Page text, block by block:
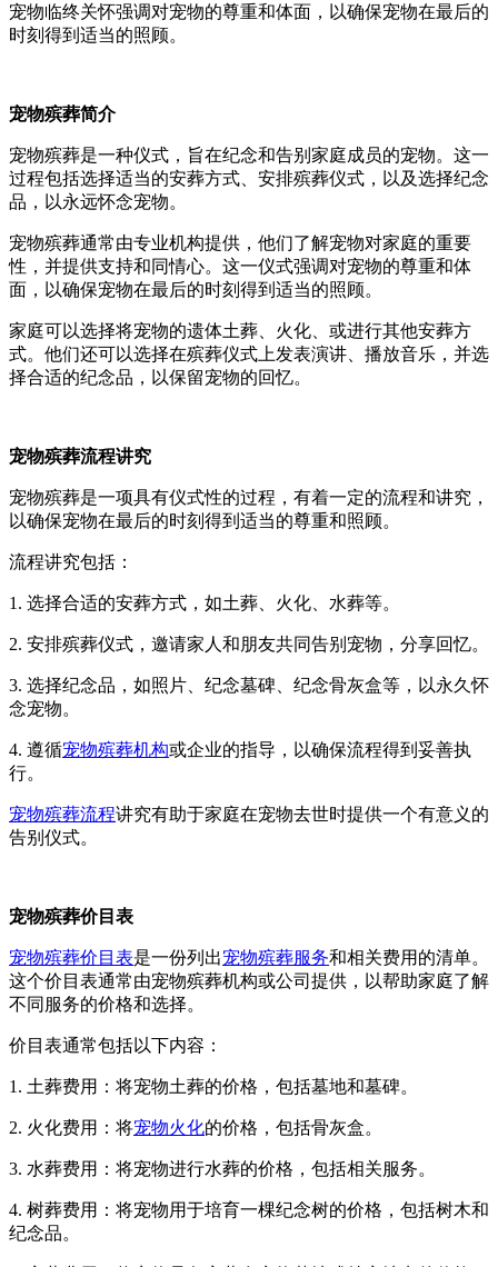
宠物临终关怀强调对宠物的尊重和体面，以确保宠物在最后的
时刻得到适当的照顾。
宠物殡葬简介
宠物殡葬是一种仪式，旨在纪念和告别家庭成员的宠物。这一
过程包括选择适当的安葬方式、安排殡葬仪式，以及选择纪念
品，以永远怀念宠物。
宠物殡葬通常由专业机构提供，他们了解宠物对家庭的重要
性，并提供支持和同情心。这一仪式强调对宠物的尊重和体
面，以确保宠物在最后的时刻得到适当的照顾。
家庭可以选择将宠物的遗体土葬、火化、或进行其他安葬方
式。他们还可以选择在殡葬仪式上发表演讲、播放音乐，并选
择合适的纪念品，以保留宠物的回忆。
宠物殡葬流程讲究
宠物殡葬是一项具有仪式性的过程，有着一定的流程和讲究，
以确保宠物在最后的时刻得到适当的尊重和照顾。
流程讲究包括：
1. 选择合适的安葬方式，如土葬、火化、水葬等。
2. 安排殡葬仪式，邀请家人和朋友共同告别宠物，分享回忆。
3. 选择纪念品，如照片、纪念墓碑、纪念骨灰盒等，以永久怀
念宠物。
4. 遵循宠物殡葬机构或企业的指导，以确保流程得到妥善执
行。
宠物殡葬流程讲究有助于家庭在宠物去世时提供一个有意义的
告别仪式。
宠物殡葬价目表
宠物殡葬价目表是一份列出宠物殡葬服务和相关费用的清单。
这个价目表通常由宠物殡葬机构或公司提供，以帮助家庭了解
不同服务的价格和选择。
价目表通常包括以下内容：
1. 土葬费用：将宠物土葬的价格，包括墓地和墓碑。
2. 火化费用：将宠物火化的价格，包括骨灰盒。
3. 水葬费用：将宠物进行水葬的价格，包括相关服务。
4. 树葬费用：将宠物用于培育一棵纪念树的价格，包括树木和
纪念品。